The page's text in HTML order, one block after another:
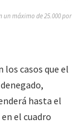
un máximo de 25.000 por
casos que el
hasta el
el cuadro